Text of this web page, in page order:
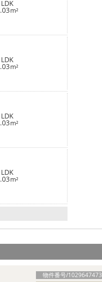
m²
m²
m²
m²
物件番号/1029647473